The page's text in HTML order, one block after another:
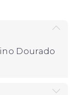
Dourado